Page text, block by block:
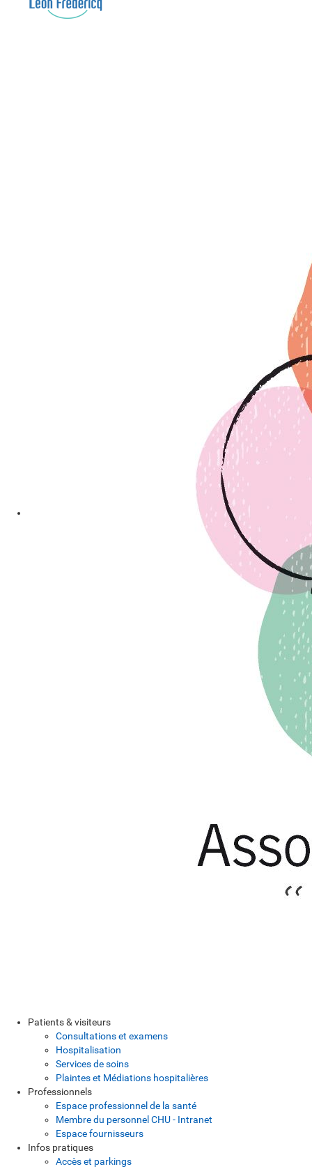
Patients & visiteurs
Consultations et examens
Hospitalisation
Services de soins
Plaintes et Médiations hospitalières
Professionnels
Espace professionnel de la santé
Membre du personnel CHU - Intranet
Espace fournisseurs
Infos pratiques
Accès et parkings